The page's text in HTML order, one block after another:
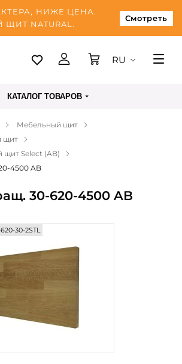
НИЖЕ ЦЕНА.
NATURAL.
Смотреть
RU
КАТАЛОГ ТОВАРОВ
Мебельный щит
щит
Select (AB)
4500 AB
30-620-4500 AB
30-2STL